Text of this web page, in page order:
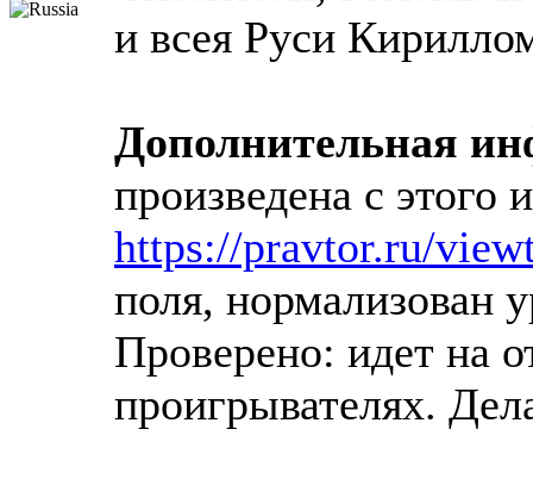
и всея Руси
Дополнительная
произведена с этого
https://pravtor.ru/
поля, нормализован
Проверено: идет на
проигрывателях.